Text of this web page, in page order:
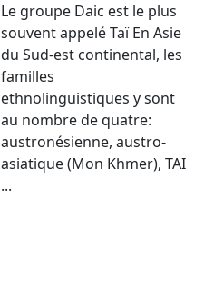
Le groupe Daic est le plus
souvent appelé Taï En Asie
du Sud-est continental, les
familles
ethnolinguistiques y sont
au nombre de quatre:
austronésienne, austro-
asiatique (Mon Khmer), TAI
...